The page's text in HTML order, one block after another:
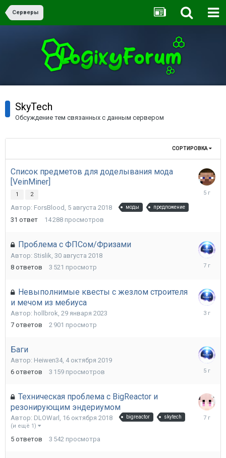
Серверы
SkyTech
Обсуждение тем связанных с данным сервером
СОРТИРОВКА
Список предметов для доделывания мода
[VeinMiner]
1 2
Автор: ForsBlood , 5 августа 2018 моды предложение
31 ответ 14 288 просмотров
17
Проблема с ФПСом/Фризами
Автор: Stislik 30 августа 2018
8 ответов 3 521 просмотр
Невыполнимые квесты с жезлом строителя
и мечом из мебиуса
Автор: hollbrok 29 января 2023
7 ответов 2 901 просмотр
29
Баги
Автор: Heiwen34, 4 октября 2019
6 ответов 3 159 просмотров
27
Техническая проблема с BigReactor и
резонирующим эндериумом
Автор: DLOWarl 16 октября 2018 bigreactor skytech
(и ещё 1)
5 ответов 3 542 просмотра